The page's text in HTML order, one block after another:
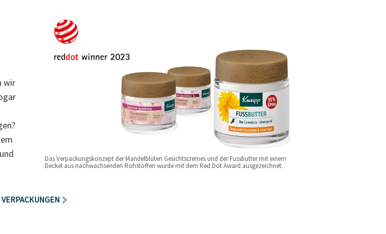
Das Verpackungskonzept der Mandelblüten Gesichtscremes und der Fussbutter mit einem
Deckel aus nachwachsenden Rohstoffen wurde mit dem Red Dot Award ausgezeichnet.
wir